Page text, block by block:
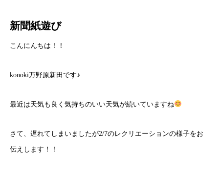
新聞紙遊び
こんにんちは！！
konoki万野原新田です♪
最近は天気も良く気持ちのいい天気が続いていますね
さて、遅れてしまいましたが2/7のレクリエーションの様子をお
伝えします！！